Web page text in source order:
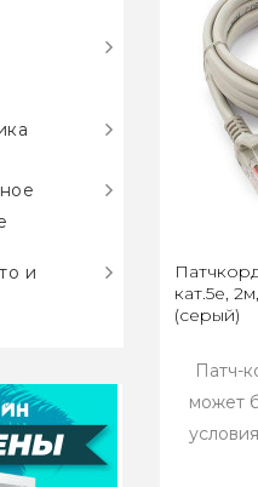
и
кат.5e,
(серый)
Патч-
может